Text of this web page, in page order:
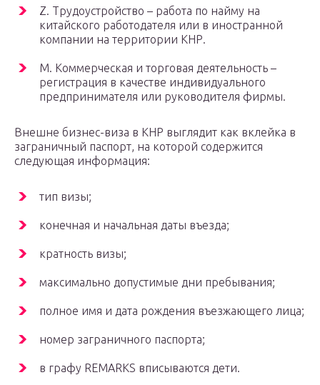
Z. Трудоустройство – работа по найму на
китайского работодателя или в иностранной
компании на территории КНР.
M. Коммерческая и торговая деятельность –
регистрация в качестве индивидуального
предпринимателя или руководителя фирмы.
Внешне бизнес-виза в КНР выглядит как вклейка в
заграничный паспорт, на которой содержится
следующая информация:
тип визы;
конечная и начальная даты въезда;
кратность визы;
максимально допустимые дни пребывания;
полное имя и дата рождения въезжающего лица;
номер заграничного паспорта;
в графу REMARKS вписываются дети.